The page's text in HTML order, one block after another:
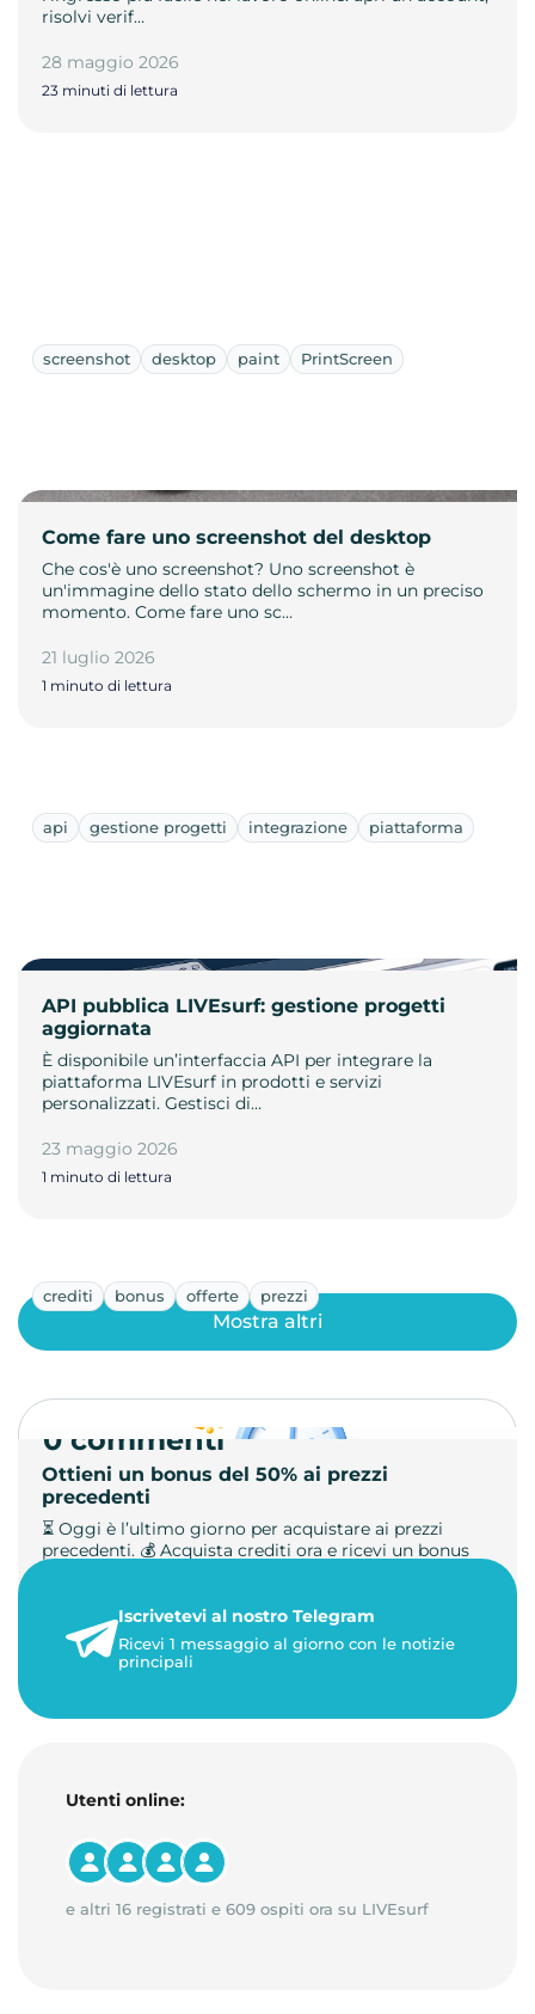
risolvi verif…
28 maggio 2026
23 minuti di lettura
screenshot desktop paint PrintScreen
Come fare uno screenshot del desktop
Che cos'è uno screenshot? Uno screenshot è
un'immagine dello stato dello schermo in un preciso
momento. Come fare uno sc…
21 luglio 2026
1 minuto di lettura
api gestione progetti integrazione piattaforma
API pubblica LIVEsurf: gestione progetti
aggiornata
È disponibile un’interfaccia API per integrare la
piattaforma LIVEsurf in prodotti e servizi
personalizzati. Gestisci di…
23 maggio 2026
1 minuto di lettura
crediti bonus offerte prezzi
Ottieni un bonus del 50% ai prezzi
precedenti
⏳ Oggi è l’ultimo giorno per acquistare ai prezzi
precedenti. 💰 Acquista crediti ora e ricevi un bonus
23 maggio 2026
1 minuto di lettura
Mostra altri
0 commenti
Iscrivetevi al nostro Telegram
Ricevi 1 messaggio al giorno con le notizie
principali
Utenti online:
e altri 16 registrati e 609 ospiti ora su LIVEsurf